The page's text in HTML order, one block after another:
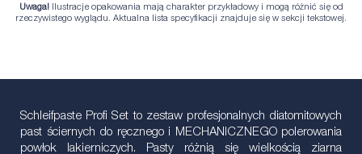
Uwaga! Ilustracje opakowania mają charakter przykładowy i mogą różnić się od
rzeczywistego wyglądu. Aktualna lista specyfikacji znajduje się w sekcji tekstowej.
Schleifpaste Profi Set to zestaw profesjonalnych diatomitowych
past ściernych do ręcznego i MECHANICZNEGO polerowania
powłok lakierniczych. Pasty różnią się wielkością ziarna